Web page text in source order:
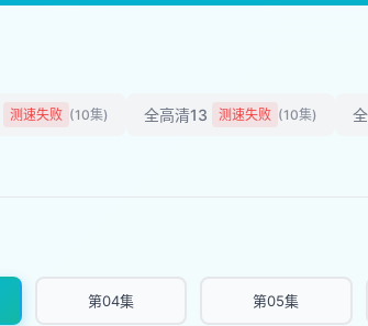
测速失败 (10集) 全高清13 测速失败 (10集)
第04集 第05集